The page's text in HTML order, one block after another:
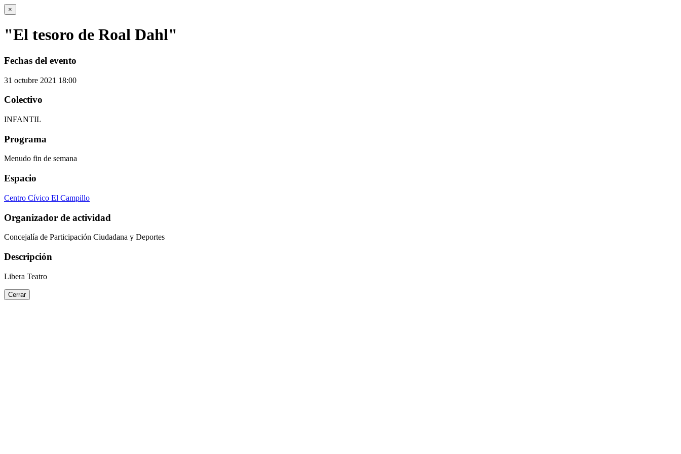
×
"El tesoro de Roal Dahl"
Fechas del evento
31 octubre 2021 18:00
Colectivo
INFANTIL
Programa
Menudo fin de semana
Espacio
Centro Cívico El Campillo
Organizador de actividad
Concejalía de Participación Ciudadana y Deportes
Descripción
Libera Teatro
Cerrar